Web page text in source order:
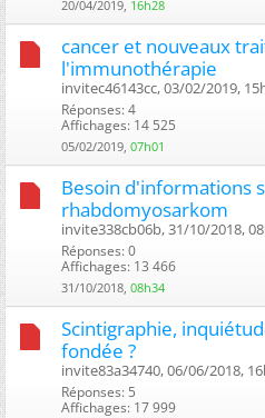
20/04/2019, 16h28
cancer et nouveaux
l'immunothérapie
invitec46143cc, 03/02/2019,
Réponses: 4
Affichages: 14 525
05/02/2019, 07h01
Besoin d'informations
rhabdomyosarkom
invite338cb06b, 31/10/2018,
Réponses: 0
Affichages: 13 466
31/10/2018, 08h34
Scintigraphie,
fondée ?
invite83a34740, 06/06/2018,
Réponses: 5
Affichages: 17 999